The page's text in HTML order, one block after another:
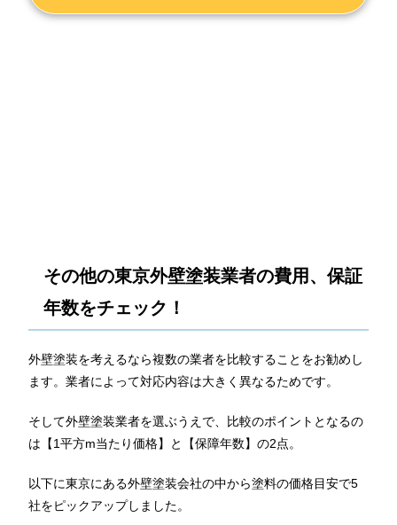
その他の東京外壁塗装業者の費用、保証
年数をチェック！
外壁塗装を考えるなら複数の業者を比較することをお勧めし
ます。業者によって対応内容は大きく異なるためです。
そして外壁塗装業者を選ぶうえで、比較のポイントとなるの
は【1平方m当たり価格】と【保障年数】の2点。
以下に東京にある外壁塗装会社の中から塗料の価格目安で5
社をピックアップしました。